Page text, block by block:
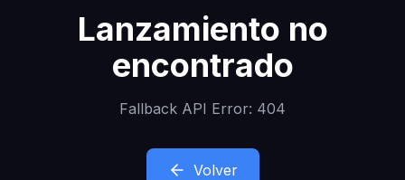
Lanzamiento no
encontrado
Fallback API Error: 404
Volver